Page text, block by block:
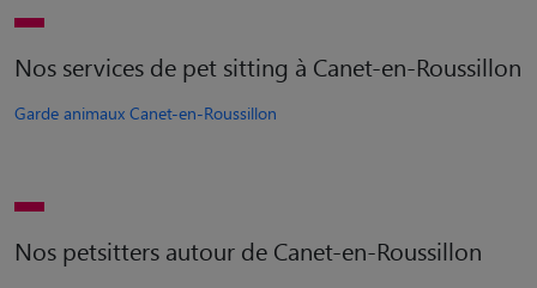
Nos services de pet sitting à Canet-en-Roussillon
Garde animaux Canet-en-Roussillon
Nos petsitters autour de Canet-en-Roussillon